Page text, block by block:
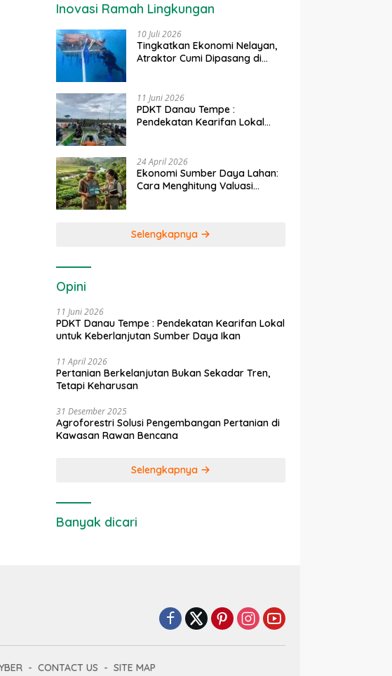
Inovasi Ramah Lingkungan
10 Juli 2026
Tingkatkan Ekonomi Nelayan,
Atraktor Cumi Dipasang di
11 Juni 2026
PDKT Danau Tempe :
Pendekatan Kearifan Lokal
24 April 2026
Ekonomi Sumber Daya Lahan:
Cara Menghitung Valuasi
Selengkapnya
Opini
11 Juni 2026
PDKT Danau Tempe : Pendekatan Kearifan Lokal
untuk Keberlanjutan Sumber Daya Ikan
11 April 2026
Pertanian Berkelanjutan Bukan Sekadar Tren,
Tetapi Keharusan
31 Desember 2025
Agroforestri Solusi Pengembangan Pertanian di
Kawasan Rawan Bencana
Selengkapnya
Banyak dicari
CONTACT US SITE MAP